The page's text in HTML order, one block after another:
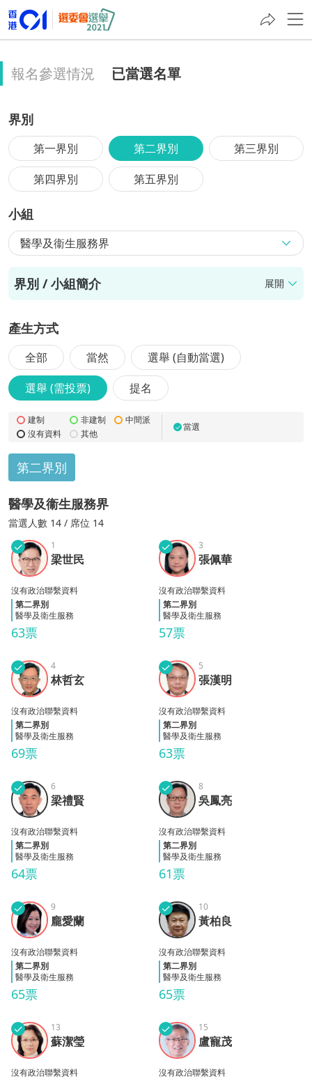
報名參選情況 已當選名單
界別
第一界別 第二界別
第三界別
第四界別
第五界別
小組
醫學及衞生服務界
界別 / 小組簡介 展開
產生方式
全部 當然
選舉 (自動當選)
選舉 (需投票)
提名
建制 非建制
中間派
沒有資料
其他
✓ 當選
第二界別
醫學及衞生服務界
當選人數 14 / 席位 14
梁世
民
✓
63票
1
梁世民
沒有政治聯繫資料
第二界別
醫學及衛生服務
張佩
華
✓
57票
3
張佩華
沒有政治聯繫資料
第二界別
醫學及衛生服務
林哲
玄
✓
69票
4
林哲玄
沒有政治聯繫資料
第二界別
醫學及衛生服務
張漢
明
✓
63票
5
張漢明
沒有政治聯繫資料
第二界別
醫學及衛生服務
梁禮
賢
✓
64票
6
梁禮賢
沒有政治聯繫資料
第二界別
醫學及衛生服務
吳鳳
亮
✓
61票
8
吳鳳亮
沒有政治聯繫資料
第二界別
醫學及衛生服務
龐愛
蘭
✓
65票
9
龐愛蘭
沒有政治聯繫資料
第二界別
醫學及衛生服務
黃柏
良
✓
65票
10
黃柏良
沒有政治聯繫資料
第二界別
醫學及衛生服務
蘇潔
瑩
✓ 13
蘇潔瑩
沒有政治聯繫資料
盧寵
茂
✓ 15
盧寵茂
沒有政治聯繫資料